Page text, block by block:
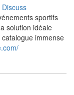
Discuss
sportifs
solution idéale
immense